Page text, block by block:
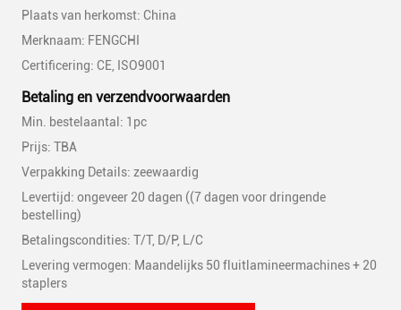
Plaats van herkomst: China
Merknaam: FENGCHI
Certificering: CE, ISO9001
Betaling en verzendvoorwaarden
Min. bestelaantal: 1pc
Prijs: TBA
Verpakking Details: zeewaardig
Levertijd: ongeveer 20 dagen ((7 dagen voor dringende
bestelling)
Betalingscondities: T/T, D/P, L/C
Levering vermogen: Maandelijks 50 fluitlamineermachines + 20
staplers